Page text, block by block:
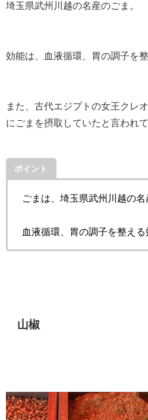
埼玉県武州川越の名産のごま。
効能は、血液循環、胃の調子を
また、古代エジプトの女王クレ
にごまを摂取していたと言われて
ポイント
ごまは、埼玉県武州川越の名
血液循環、胃の調子を整える
山椒